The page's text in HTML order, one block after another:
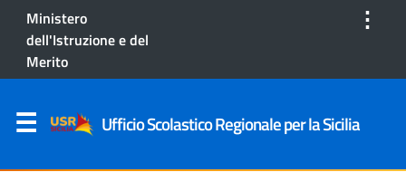
Ministero
dell'Istruzione e del
Merito
⋮
Ufficio Scolastico Regionale per la Sicilia